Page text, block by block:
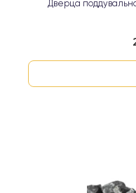
Дверца